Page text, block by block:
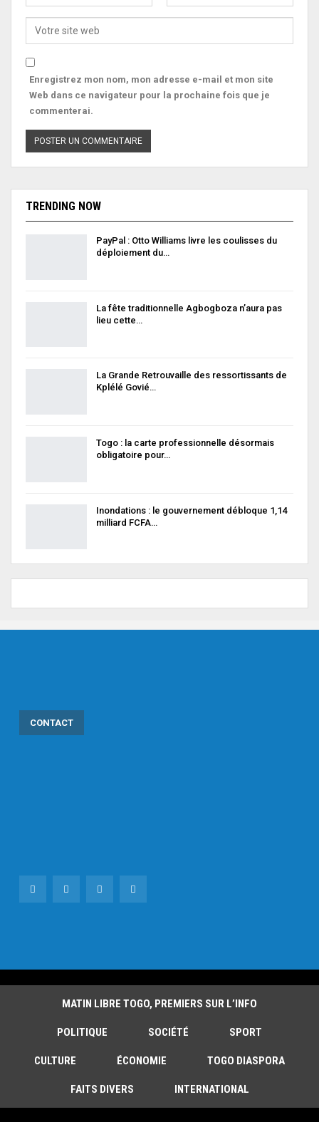
Enregistrez mon nom, mon adresse e-mail et mon site
Web dans ce navigateur pour la prochaine fois que je
commenterai.
TRENDING NOW
PayPal : Otto Williams livre les coulisses du
déploiement du…
La fête traditionnelle Agbogboza n’aura pas
lieu cette…
La Grande Retrouvaille des ressortissants de
Kplélé Govié…
Togo : la carte professionnelle désormais
obligatoire pour…
Inondations : le gouvernement débloque 1,14
milliard FCFA…
CONTACT
MATIN LIBRE TOGO, PREMIERS SUR L’INFO
POLITIQUE SOCIÉTÉ SPORT
CULTURE ÉCONOMIE TOGO DIASPORA
FAITS DIVERS INTERNATIONAL